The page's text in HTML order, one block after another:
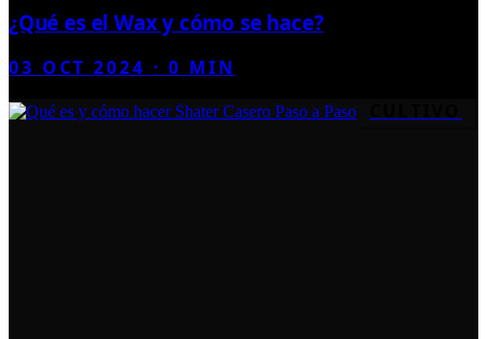
¿Qué es el Wax y cómo se hace?
03 OCT 2024 ·0 MIN